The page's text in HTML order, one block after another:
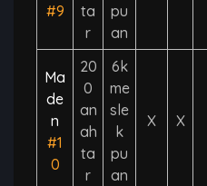
#9
ta
r
pu
an
Ma
de
n
#1
0
20
0
an
ah
ta
r
6k
me
sle
k
pu
an
X X